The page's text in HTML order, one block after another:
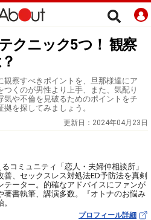
クニック5つ！ 観察
察すべきポイントを、旦那様達にア
つくのが男性より上手、また、気配り
や不倫を見破るためのポイントをチ
を探してみましょう。
更新日： 2024年04月23日
コミュニティ「恋人・夫婦仲相談所」
善、セックスレス対処法ED予防法を真剣
テーター。的確なアドバイスにファンが
著書執筆、講演多数。『オトナのお悩み
プロフィール詳細